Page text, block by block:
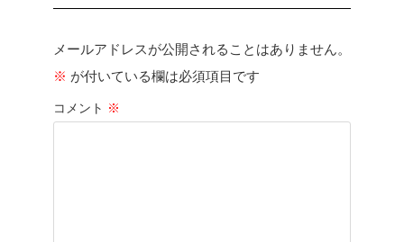
メールアドレスが公開されることはありません。
※ が付いている欄は必須項目です
コメント ※